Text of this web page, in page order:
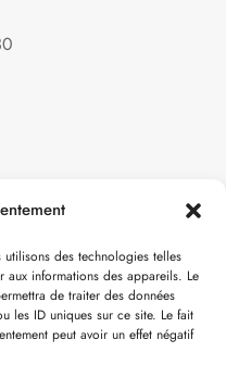
des technologies telles
informations des appareils. Le
de traiter des données
les ID uniques sur ce site. Le fait
peut avoir un effet négatif